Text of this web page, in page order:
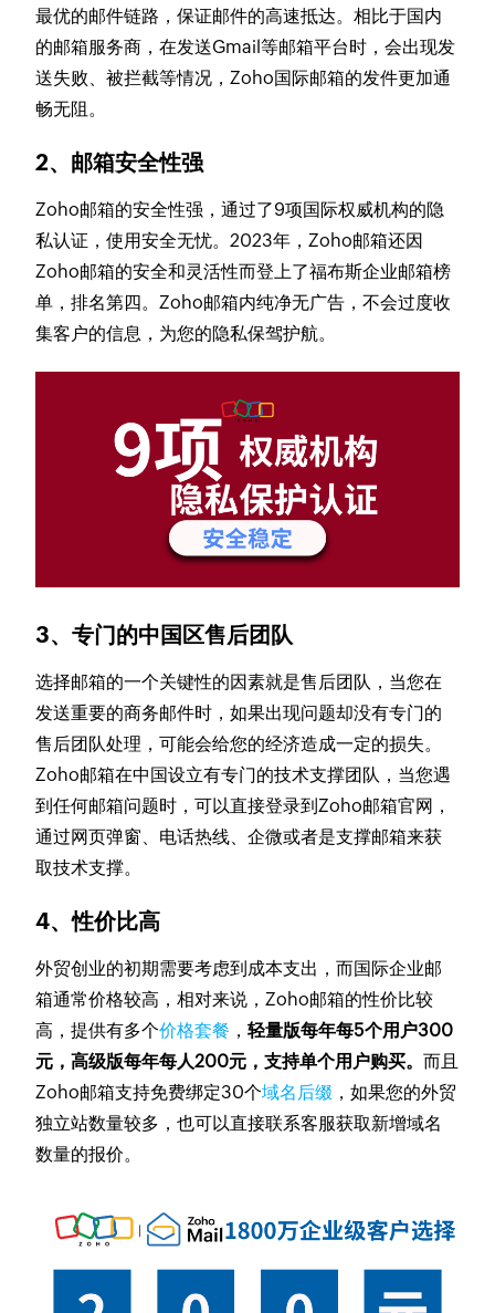
最优的邮件链路，保证邮件的高速抵达。相比于国内
的邮箱服务商，在发送Gmail等邮箱平台时，会出现发
送失败、被拦截等情况，Zoho国际邮箱的发件更加通
畅无阻。
2、邮箱安全性强
Zoho邮箱的安全性强，通过了9项国际权威机构的隐
私认证，使用安全无忧。2023年，Zoho邮箱还因
Zoho邮箱的安全和灵活性而登上了福布斯企业邮箱榜
单，排名第四。Zoho邮箱内纯净无广告，不会过度收
集客户的信息，为您的隐私保驾护航。
3、专门的中国区售后团队
选择邮箱的一个关键性的因素就是售后团队，当您在
发送重要的商务邮件时，如果出现问题却没有专门的
售后团队处理，可能会给您的经济造成一定的损失。
Zoho邮箱在中国设立有专门的技术支撑团队，当您遇
到任何邮箱问题时，可以直接登录到Zoho邮箱官网，
通过网页弹窗、电话热线、企微或者是支撑邮箱来获
取技术支撑。
4、性价比高
外贸创业的初期需要考虑到成本支出，而国际企业邮
箱通常价格较高，相对来说，Zoho邮箱的性价比较
高，提供有多个价格套餐 ，轻量版每年每5个用户300
元，高级版每年每人200元，支持单个用户购买。而且
Zoho邮箱支持免费绑定30个域名后缀 ，如果您的外贸
独立站数量较多，也可以直接联系客服获取新增域名
数量的报价。